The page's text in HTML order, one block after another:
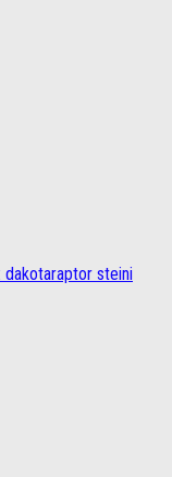
dakotaraptor steini